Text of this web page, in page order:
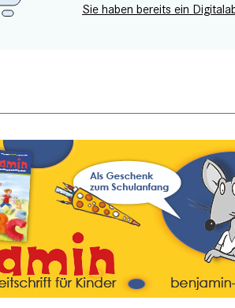
Sie haben bereits ein